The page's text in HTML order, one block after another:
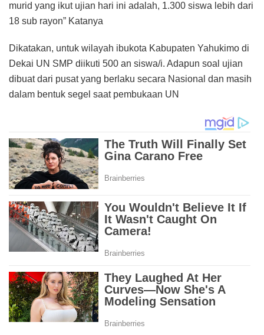
murid yang ikut ujian hari ini adalah, 1.300 siswa lebih dari
18 sub rayon” Katanya
Dikatakan, untuk wilayah ibukota Kabupaten Yahukimo di
Dekai UN SMP diikuti 500 an siswa/i. Adapun soal ujian
dibuat dari pusat yang berlaku secara Nasional dan masih
dalam bentuk segel saat pembukaan UN